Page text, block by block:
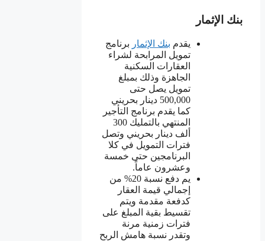
بنك الإثمار
يقدم بنك الإثمار برنامج
تمويل المرابحة لشراء
العقارات السكنية
الجاهزة وذلك بمبلغ
تمويل يصل حتى
500,000 دينار بحريني
كما يقدم برنامج التأجير
المنتهي بالتمليك 300
ألف دينار بحريني وتصل
فترات التمويل في كلا
البرنامجين حتى خمسة
وعشرون عاماً.
يم دفع نسبة 20% من
إجمالي قيمة العقار
كدفعة مقدمة ويتم
تقسيط بقية المبلغ على
فترات زمنية مرنة
وتقدر نسبة هامش الربح